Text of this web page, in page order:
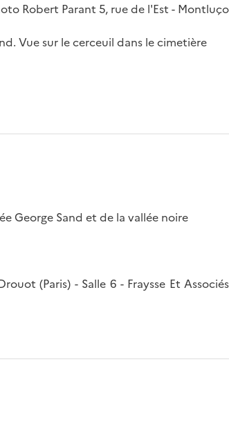
Robert Parant 5, rue de l'Est -
Vue sur le cerceuil dans le cimetière
George Sand et de la vallée noire
(Paris) - Salle 6 - Fraysse Et